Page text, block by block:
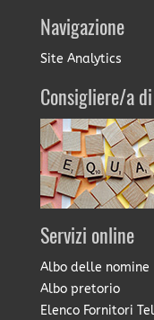
Navigazione
Site Analytics
Consigliere/a
Servizi online
Albo delle nomine
Albo pretorio
Elenco Fornitori